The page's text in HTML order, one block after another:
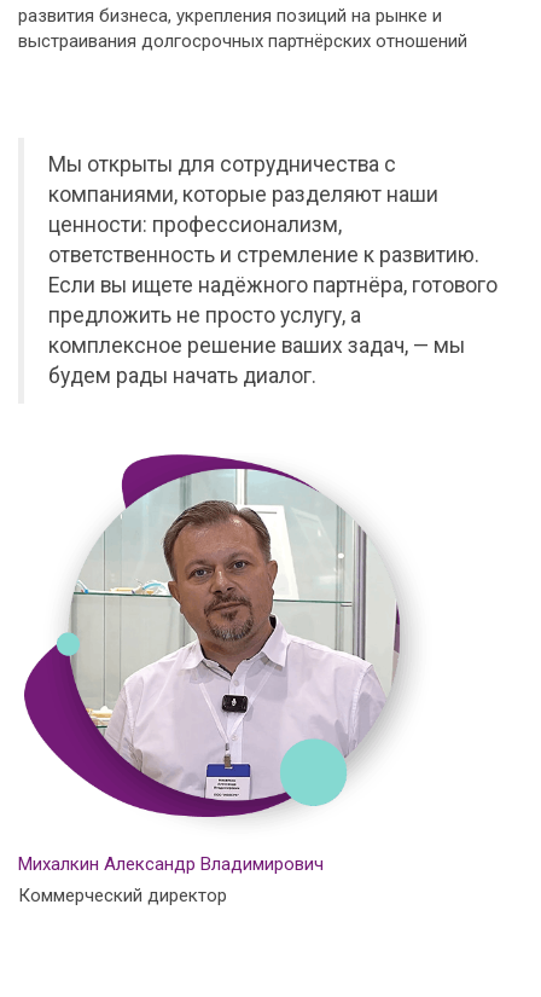
развития бизнеса, укрепления позиций на рынке и
выстраивания долгосрочных партнёрских отношений
Мы открыты для сотрудничества с
компаниями, которые разделяют наши
ценности: профессионализм,
ответственность и стремление к развитию.
Если вы ищете надёжного партнёра, готового
предложить не просто услугу, а
комплексное решение ваших задач, — мы
будем рады начать диалог.
Михалкин Александр Владимирович
Коммерческий директор